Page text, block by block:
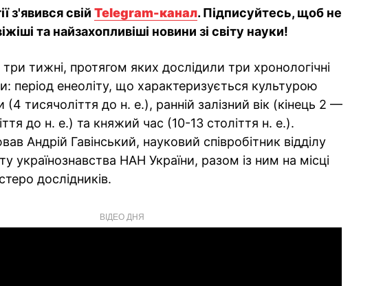
з'явився свій Telegram-канал. Підписуйтесь, щоб не
та найзахопливіші новини зі світу науки!
тижні, протягом яких дослідили три хронологічні
період енеоліту, що характеризується культурою
(4 тисячоліття до н. е.), ранній залізний вік (кінець 2 —
до н. е.) та княжий час (10-13 століття н. е.).
Андрій Гавінський, науковий співробітник відділу
українознавства НАН України, разом із ним на місці
дослідників.
ВІДЕО ДНЯ